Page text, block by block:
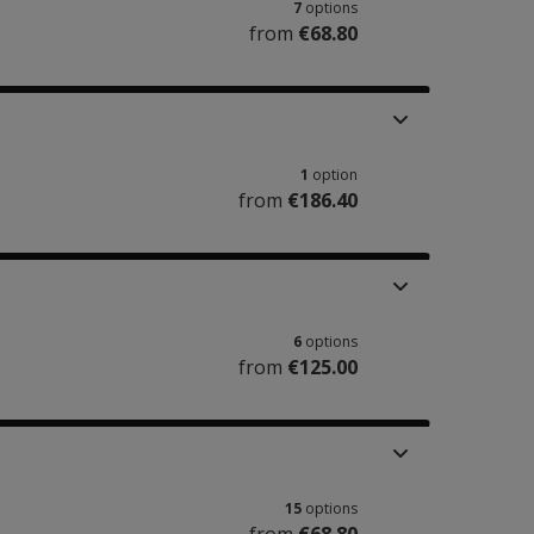
7 options
from €68.80
1 option
from €186.40
6 options
from €125.00
15 options